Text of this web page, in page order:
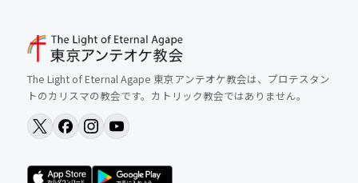
The Light of Eternal Agape 東京アンテオケ教会は、プロテスタン
トのカリスマの教会です。カトリック教会ではありません。